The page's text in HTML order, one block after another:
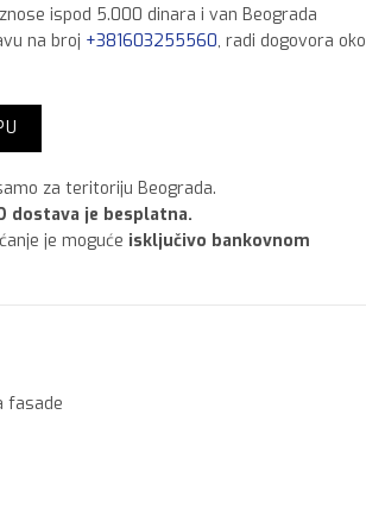
ispod 5.000 dinara i van Beograda
na broj +381603255560, radi dogovora oko
za teritoriju Beograda.
dostava je besplatna.
je moguće isključivo bankovnom
fasade